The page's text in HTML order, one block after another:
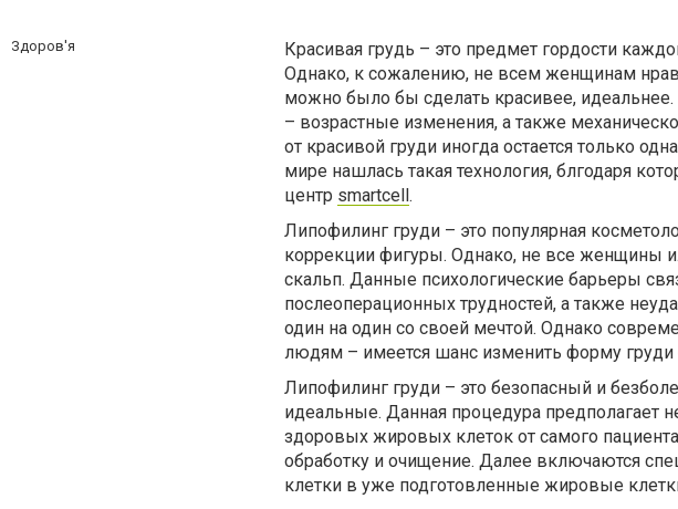
Здоров'я
Красивая грудь – это предмет гордости
Однако, к сожалению, не всем женщинам
можно было бы сделать красивее,
– возрастные изменения, а также
от красивой груди иногда остается только
мире нашлась такая технология, блгодаря
центр smartcell.
Липофилинг груди – это популярная
коррекции фигуры. Однако, не все женщины
скальп. Данные психологические барьеры
послеоперационных трудностей, а также
один на один со своей мечтой. Однако
людям – имеется шанс изменить форму
Липофилинг груди – это безопасный и
идеальные. Данная процедура предполагает
здоровых жировых клеток от самого
обработку и очищение. Далее включаются
клетки в уже подготовленные жировые